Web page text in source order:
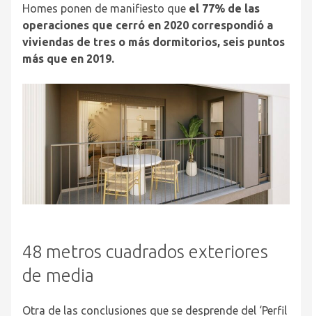
Homes ponen de manifiesto que el 77% de las
operaciones que cerró en 2020 correspondió a
viviendas de tres o más dormitorios, seis puntos
más que en 2019.
48 metros cuadrados exteriores
de media
Otra de las conclusiones que se desprende del ‘Perfil